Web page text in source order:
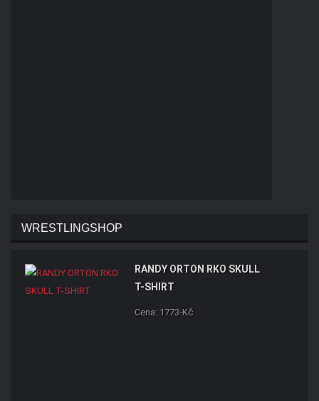
WRESTLINGSHOP
RANDY ORTON RKO SKULL
T-SHIRT
Cena: 1773-Kč